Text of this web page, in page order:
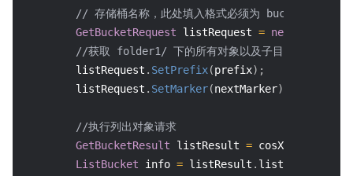
// 存储桶名称，此处填入格式必须为
GetBucketRequest listRequest = new
//获取 folder1/ 下的所有对象以及子目录
        listRequest
. SetPrefix(prefix) ;
        listRequest
. SetMarker(nextMarker)
//执行列出对象请求
GetBucketResult listResult = cosXml
ListBucket info = listResult . listBucket